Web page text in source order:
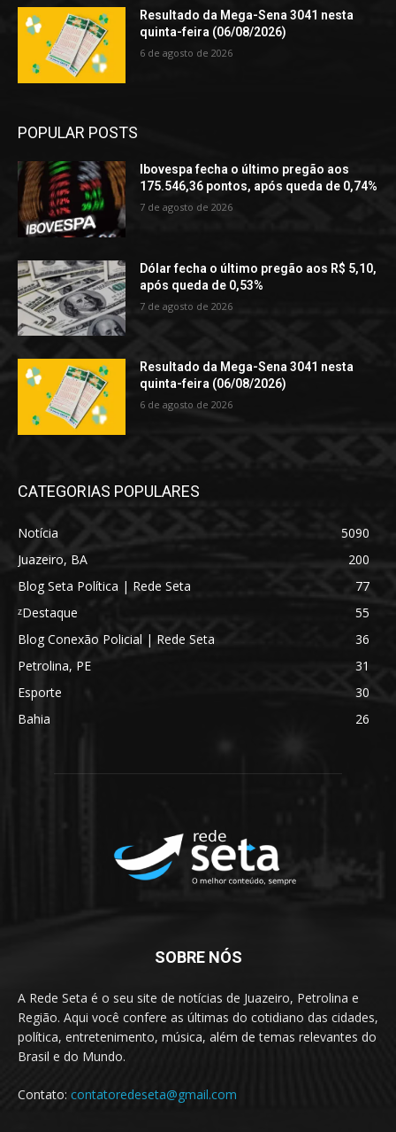
Resultado da Mega-Sena 3041 nesta
quinta-feira (06/08/2026)
6 de agosto de 2026
POPULAR POSTS
Ibovespa fecha o último pregão aos
175.546,36 pontos, após queda de 0,74%
7 de agosto de 2026
Dólar fecha o último pregão aos R$ 5,10,
após queda de 0,53%
7 de agosto de 2026
Resultado da Mega-Sena 3041 nesta
quinta-feira (06/08/2026)
6 de agosto de 2026
CATEGORIAS POPULARES
Notícia
5090
Juazeiro, BA
200
Blog Seta Política | Rede Seta
77
ᶻDestaque
55
Blog Conexão Policial | Rede Seta
36
Petrolina, PE
31
Esporte
30
Bahia
26
SOBRE NÓS
A Rede Seta é o seu site de notícias de Juazeiro, Petrolina e
Região. Aqui você confere as últimas do cotidiano das cidades,
política, entretenimento, música, além de temas relevantes do
Brasil e do Mundo.
Contato: contatoredeseta@gmail.com